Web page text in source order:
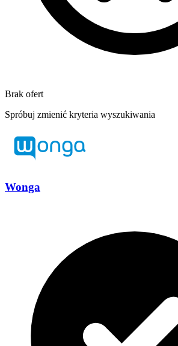
Brak ofert
Spróbuj zmienić kryteria wyszukiwania
Wonga